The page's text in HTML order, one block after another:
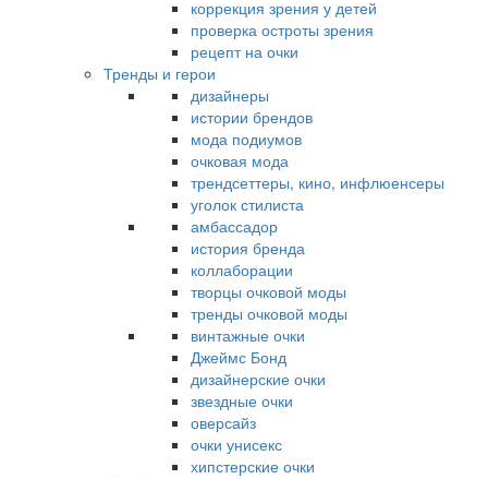
коррекция зрения у детей
проверка остроты зрения
рецепт на очки
Тренды и герои
дизайнеры
истории брендов
мода подиумов
очковая мода
трендсеттеры, кино, инфлюенсеры
уголок стилиста
амбассадор
история бренда
коллаборации
творцы очковой моды
тренды очковой моды
винтажные очки
Джеймс Бонд
дизайнерские очки
звездные очки
оверсайз
очки унисекс
хипстерские очки